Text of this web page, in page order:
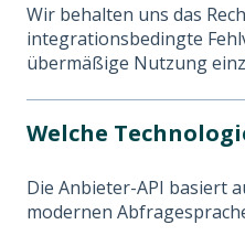
Wir behalten uns das
integrationsbedingte
übermäßige Nutzung
Welche
Die Anbieter-API basiert
modernen